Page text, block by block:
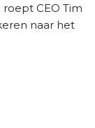
CEO Tim
naar het